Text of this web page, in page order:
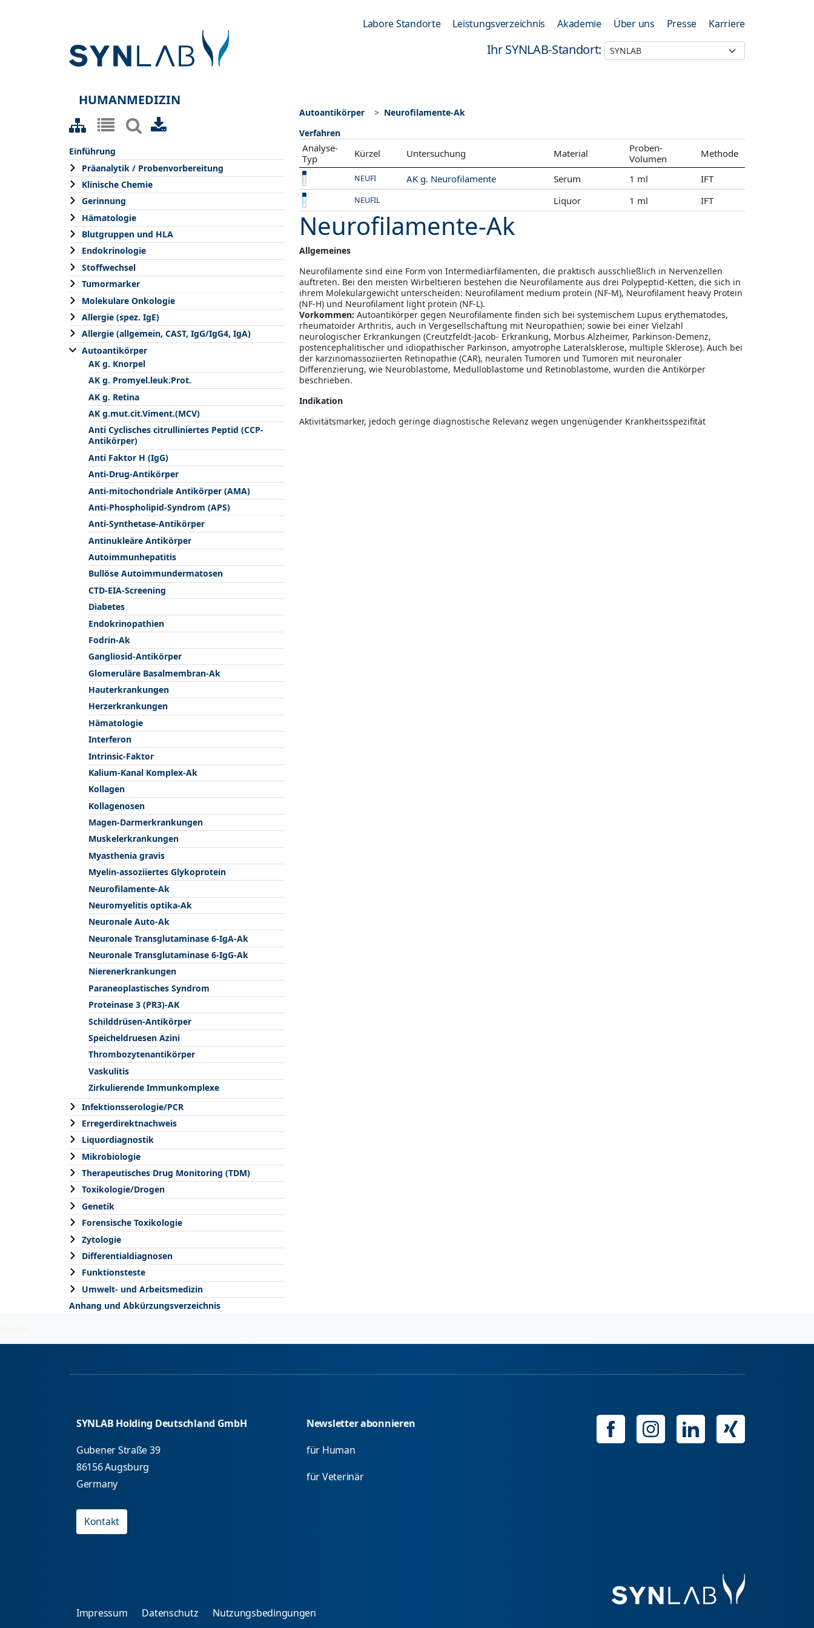
Labore Standorte Leistungsverzeichnis Akademie Über uns Presse Karriere
Ihr SYNLAB-Standort:
HUMANMEDIZIN
Einführung
Präanalytik / Probenvorbereitung
Klinische Chemie
Gerinnung
Hämatologie
Blutgruppen und HLA
Endokrinologie
Stoffwechsel
Tumormarker
Molekulare Onkologie
Allergie (spez. IgE)
Allergie (allgemein, CAST, IgG/IgG4, IgA)
Autoantikörper
AK g. Knorpel
AK g. Promyel.leuk.Prot.
AK g. Retina
AK g.mut.cit.Viment.(MCV)
Anti Cyclisches citrulliniertes Peptid (CCP-
Antikörper)
Anti Faktor H (IgG)
Anti-Drug-Antikörper
Anti-mitochondriale Antikörper (AMA)
Anti-Phospholipid-Syndrom (APS)
Anti-Synthetase-Antikörper
Antinukleäre Antikörper
Autoimmunhepatitis
Bullöse Autoimmundermatosen
CTD-EIA-Screening
Diabetes
Endokrinopathien
Fodrin-Ak
Gangliosid-Antikörper
Glomeruläre Basalmembran-Ak
Hauterkrankungen
Herzerkrankungen
Hämatologie
Interferon
Intrinsic-Faktor
Kalium-Kanal Komplex-Ak
Kollagen
Kollagenosen
Magen-Darmerkrankungen
Muskelerkrankungen
Myasthenia gravis
Myelin-assoziiertes Glykoprotein
Neurofilamente-Ak
Neuromyelitis optika-Ak
Neuronale Auto-Ak
Neuronale Transglutaminase 6-IgA-Ak
Neuronale Transglutaminase 6-IgG-Ak
Nierenerkrankungen
Paraneoplastisches Syndrom
Proteinase 3 (PR3)-AK
Schilddrüsen-Antikörper
Speicheldruesen Azini
Thrombozytenantikörper
Vaskulitis
Zirkulierende Immunkomplexe
Infektionsserologie/PCR
Erregerdirektnachweis
Liquordiagnostik
Mikrobiologie
Therapeutisches Drug Monitoring (TDM)
Toxikologie/Drogen
Genetik
Forensische Toxikologie
Zytologie
Differentialdiagnosen
Funktionsteste
Umwelt- und Arbeitsmedizin
Anhang und Abkürzungsverzeichnis
Autoantikörper
Neurofilamente-Ak
Verfahren
Analyse-
Typ
Kürzel Untersuchung Material
Proben-
Volumen
Methode
NEUFI AK g. Neurofilamente Serum 1 ml IFT
NEUFIL Liquor 1 ml IFT
Neurofilamente-Ak
Allgemeines
Neurofilamente sind eine Form von Intermediärfilamenten, die praktisch ausschließlich in Nervenzellen
auftreten. Bei den meisten Wirbeltieren bestehen die Neurofilamente aus drei Polypeptid-Ketten, die sich in
ihrem Molekulargewicht unterscheiden: Neurofilament medium protein (NF-M), Neurofilament heavy Protein
(NF-H) und Neurofilament light protein (NF-L).
Vorkommen: Autoantikörper gegen Neurofilamente finden sich bei systemischem Lupus erythematodes,
rheumatoider Arthritis, auch in Vergesellschaftung mit Neuropathien; sowie bei einer Vielzahl
neurologischer Erkrankungen (Creutzfeldt-Jacob- Erkrankung, Morbus Alzheimer, Parkinson-Demenz,
postencephalitischer und idiopathischer Parkinson, amyotrophe Lateralsklerose, multiple Sklerose). Auch bei
der karzinomassoziierten Retinopathie (CAR), neuralen Tumoren und Tumoren mit neuronaler
Differenzierung, wie Neuroblastome, Medulloblastome und Retinoblastome, wurden die Antikörper
beschrieben.
Indikation
Aktivitätsmarker, jedoch geringe diagnostische Relevanz wegen ungenügender Krankheitsspezifität
2026-08-06
SYNLAB Holding Deutschland GmbH
Gubener Straße 39
86156 Augsburg
Germany
Kontakt
Newsletter abonnieren
für Human
für Veterinär
Impressum Datenschutz Nutzungsbedingungen